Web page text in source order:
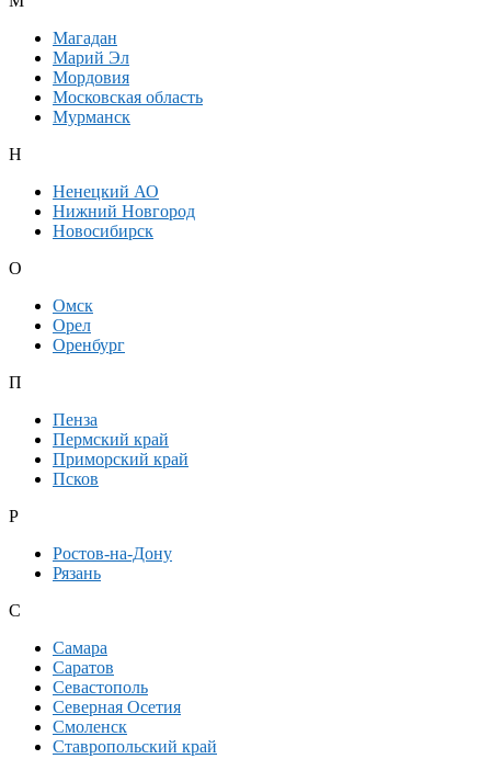
Магадан
Марий Эл
Мордовия
Московская область
Мурманск
Н
Ненецкий АО
Нижний Новгород
Новосибирск
О
Омск
Орел
Оренбург
П
Пенза
Пермский край
Приморский край
Псков
Р
Ростов-на-Дону
Рязань
С
Самара
Саратов
Севастополь
Северная Осетия
Смоленск
Ставропольский край